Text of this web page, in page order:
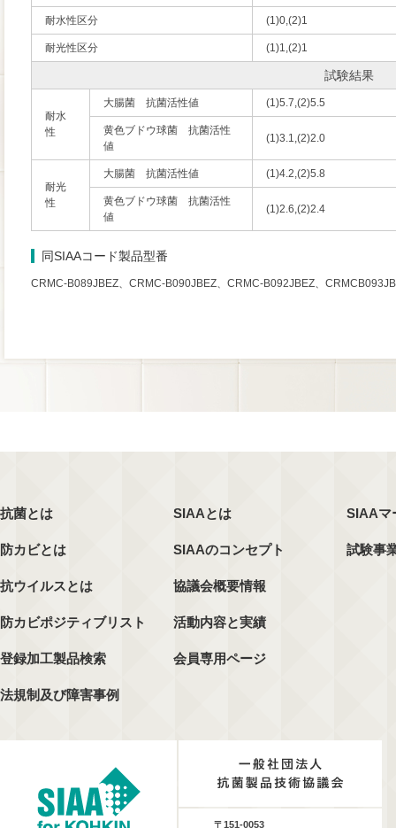
耐水性区分 (1)0,(2)1
耐光性区分 (1)1,(2)1
試験結果
耐水
性
大腸菌 抗菌活性値 (1)5.7,(2)5.5
黄色ブドウ球菌 抗菌活性
値
(1)3.1,(2)2.0
耐光
性
大腸菌 抗菌活性値 (1)4.2,(2)5.8
黄色ブドウ球菌 抗菌活性
値
(1)2.6,(2)2.4
同SIAAコード製品型番
CRMC-B089JBEZ、CRMC-B090JBEZ、CRMC-B092JBEZ、
抗菌とは
防カビとは
抗ウイルスとは
防カビポジティブリスト
登録加工製品検索
法規制及び障害事例
SIAAとは
SIAAのコンセプト
協議会概要情報
活動内容と実績
会員専用ページ
SIAAマ
試験事
〒151-0053